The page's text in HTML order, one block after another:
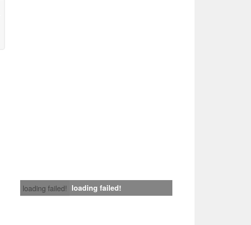
loading failed! loading failed!